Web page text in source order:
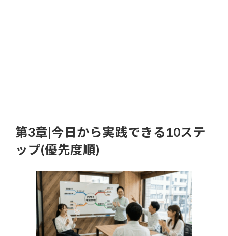
第3章|今日から実践できる10ステ
ップ(優先度順)